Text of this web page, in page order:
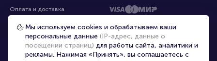
Оплата и доставка
Частые вопросы
Перепродажа билетов
Организаторам
Мы используем cookies и обрабатываем ваши
персональные данные (IP-адрес, данные о
посещении страниц) для работы сайта, аналитики и
рекламы. Нажимая «Принять», вы соглашаетесь с